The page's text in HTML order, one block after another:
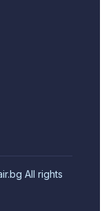
All rights